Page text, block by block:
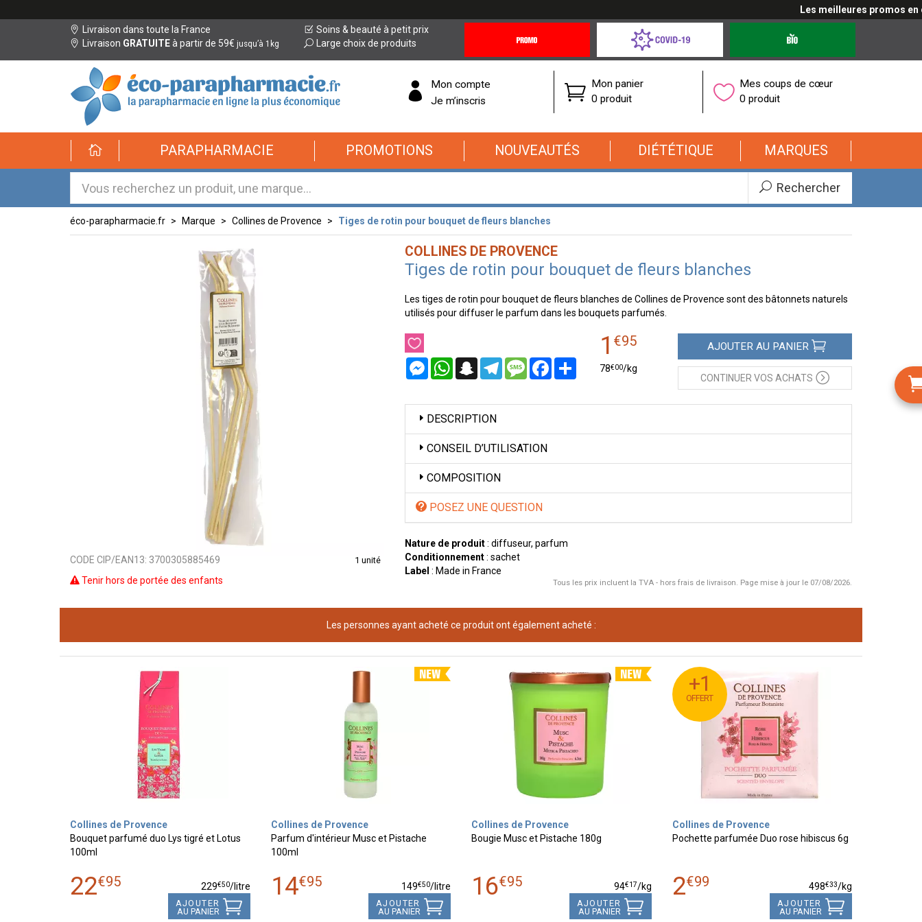
Les meilleures promos en
Livraison dans toute la France
Livraison GRATUITEà partir de 59€ jusqu’à 1kg
Soins & beauté à petit prix
Large choix de produits
Offres
Coronavirus
éco-
parapharmacie.fr
éco-
parapharmacie.fr
Mon compte
Je m’inscris
Mon panier
0 produit
Mes coups de cœur
0 produit
PARAPHARMACIE PROMOTIONS NOUVEAUTÉS DIÉTÉTIQUE MARQUES
Rechercher
éco-parapharmacie.fr Marque Collines de Provence Tiges de rotin pour bouquet de fleurs blanches
CODE CIP/EAN13: 3700305885469 1 unité
Tenir hors de portée des enfants
COLLINES DE PROVENCE
Tiges de rotin pour bouquet de fleurs blanches
Les tiges de rotin pour bouquet de fleurs blanches de Collines de Provence sont des bâtonnets naturels
utilisés pour diffuser le parfum dans les bouquets parfumés.
MessengerWhatsAppSnapchatTelegramMessageFacebookPartager
1 €95
78€00/kg
AJOUTER AU PANIER
CONTINUER VOS ACHATS
DESCRIPTION
CONSEIL D’UTILISATION
COMPOSITION
POSEZ UNE QUESTION
Nature de produit: diffuseur, parfum
Conditionnement: sachet
Label : Made in France
Tous les prix incluent la TVA - hors frais de livraison. Page mise à jour le 07/08/2026.
Les personnes ayant acheté ce produit ont également acheté :
Collines de Provence
Bouquet parfumé duo Lys tigré et Lotus
100ml
22€95 229€50/litre
AJOUTER
AU PANIER
Collines de Provence
Parfum d'intérieur Musc et Pistache
100ml
14€95 149€50/litre
AJOUTER
AU PANIER
Collines de Provence
Bougie Musc et Pistache 180g
16€95 94€17/kg
AJOUTER
AU PANIER
+1
OFFERT
+1
OFFERT
Collines de Provence
Pochette parfumée Duo rose hibiscus 6g
2€99 498€33/kg
AJOUTER
AU PANIER